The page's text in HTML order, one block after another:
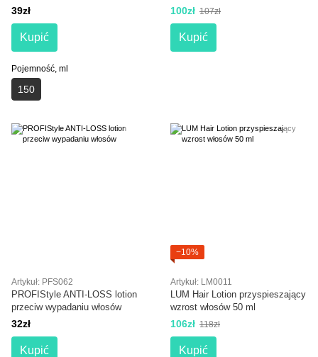
ml
39zł
Kupić
Pojemność, ml
150
przeciw wypadaniu włosów
100zł 107zł
Kupić
Artykuł: PFS062
PROFIStyle ANTI-LOSS lotion
przeciw wypadaniu włosów
32zł
Kupić
−10%
Artykuł: LM0011
LUM Hair Lotion przyspieszający
wzrost włosów 50 ml
106zł 118zł
Kupić